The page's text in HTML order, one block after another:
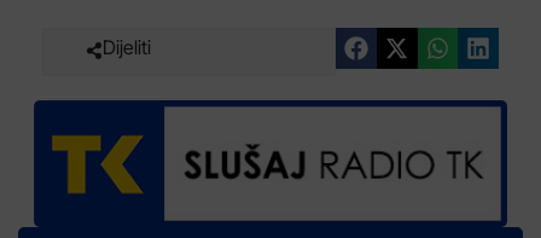
Dijeliti